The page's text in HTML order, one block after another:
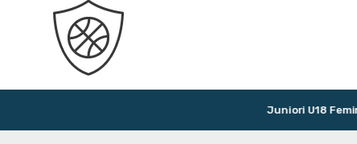
Juniori U18 Feminin